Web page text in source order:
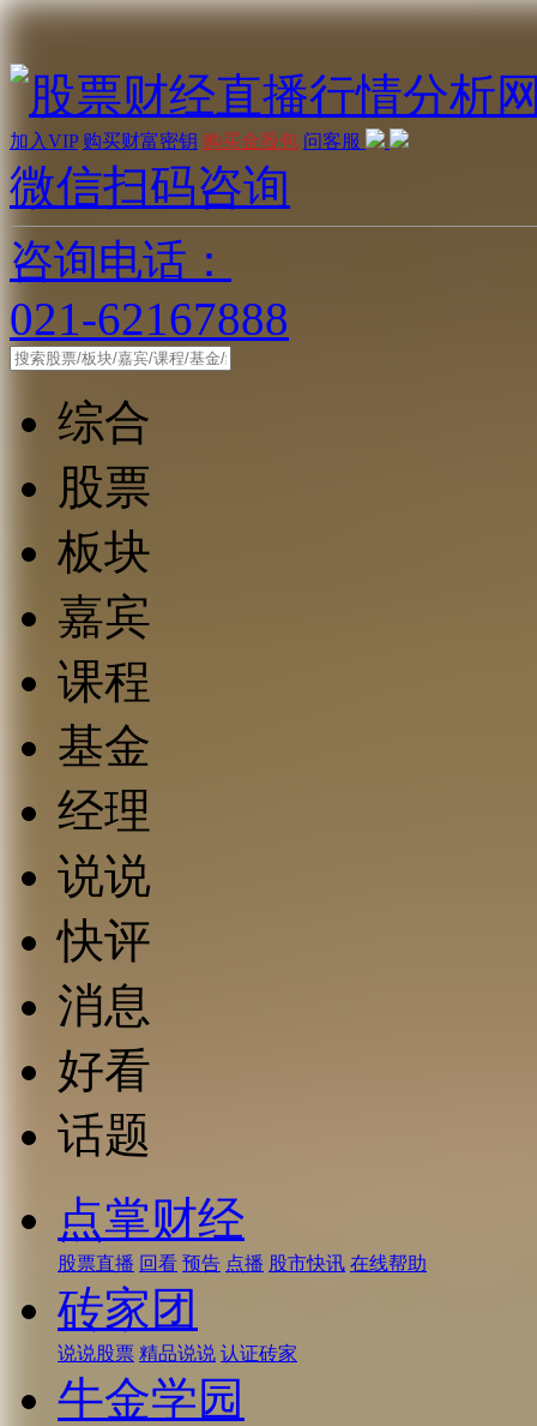
加入VIP 购买财富密钥 购买金股包 问客服
微信扫码咨询
咨询电话：
021-62167888
综合
股票
板块
嘉宾
课程
基金
经理
说说
快评
消息
好看
话题
点掌财经
股票直播 回看 预告 点播 股市快讯 在线帮助
砖家团
说说股票 精品说说 认证砖家
牛金学园